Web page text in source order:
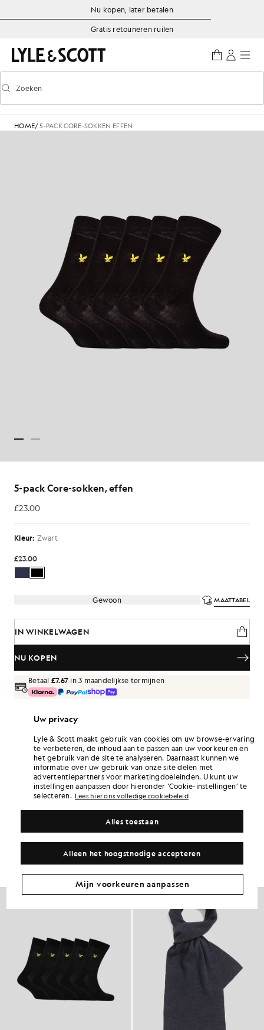
Ga naar de hoofdinhoud
Informatie over toegankelijkheid
Nu kopen, later betalen
Gratis retouneren ruilen
Voorspellend zoeken in- of uitschakelen
Zoeken
HOME/5-PACK CORE-SOKKEN EFFEN
5-pack Core-sokken, effen
£23.00
£23.00
Kleur: Zwart
£23.00
Gewoon MAATTABEL
IN WINKELWAGEN
NU KOPEN
Betaal £7.67 in 3 maandelijkse termijnen
Thuisbezorging en afhaalpunten. Gratis retouneren ruilen.
Verdien het dubbele! Verdien138-punten
met deze aankoop.
6 points = £ 1,00
AANMELDEN
PRODUCTGEGEVENS
PRODUCTGESCHIKTHEID
Ga voor deze look
Stel een complete outfit samen met verfijnde kledingstukken die je
garderobe naar een hoger niveau tillen.
Uw privacy
Lyle & Scott maakt gebruik van cookies om uw browse-ervaring
te verbeteren, de inhoud aan te passen aan uw voorkeuren en
het gebruik van de site te analyseren. Daarnaast kunnen we
informatie over uw gebruik van onze site delen met
advertentiepartners voor marketingdoeleinden. U kunt uw
instellingen aanpassen door hieronder ‘Cookie-instellingen’ te
selecteren. Lees hier ons volledige cookiebeleid
Alleen het hoogstnodige accepteren
Alles toestaan
Mijn voorkeuren aanpassen